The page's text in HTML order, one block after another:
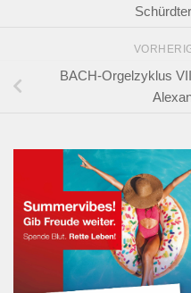
BACH-Orgelzyklus